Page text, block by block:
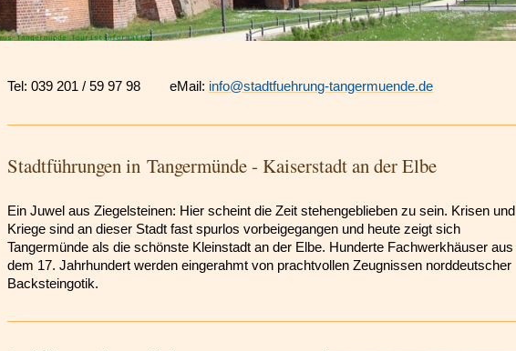
Tangermünde Touristinformation
Tel: 039 201 / 59 97 98 eMail: info@stadtfuehrung-tangermuende.de
Stadtführungen in Tangermünde - Kaiserstadt an der Elbe
Ein Juwel aus Ziegelsteinen: Hier scheint die Zeit stehengeblieben zu sein. Krisen und
Kriege sind an dieser Stadt fast spurlos vorbeigegangen und heute zeigt sich
Tangermünde als die schönste Kleinstadt an der Elbe. Hunderte Fachwerkhäuser aus
dem 17. Jahrhundert werden eingerahmt von prachtvollen Zeugnissen norddeutscher
Backsteingotik.